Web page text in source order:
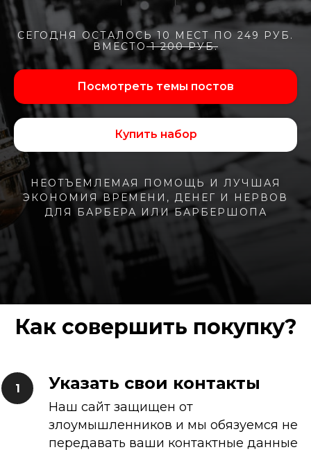
СЕГОДНЯ ОСТАЛОСЬ 10 МЕСТ ПО 249 РУБ.
ВМЕСТО1 200 РУБ.
Посмотреть темы постов
Купить набор
НЕОТЪЕМЛЕМАЯ ПОМОЩЬ И ЛУЧШАЯ
ЭКОНОМИЯ ВРЕМЕНИ, ДЕНЕГ И НЕРВОВ
ДЛЯ БАРБЕРА ИЛИ БАРБЕРШОПА
Как совершить покупку?
Указать свои контакты
Наш сайт защищен от
злоумышленников и мы обязуемся не
передавать ваши контактные данные